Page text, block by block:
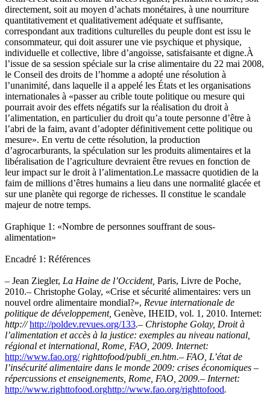
directement, soit au moyen d’achats monétaires, à une nourriture
quantitativement et qualitativement adéquate et suffisante,
correspondant aux traditions culturelles du peuple dont est issu le
consommateur, qui doit assurer une vie psychique et physique,
individuelle et collective, libre d’angoisse, satisfaisante et digne.À
l’issue de sa session spéciale sur la crise alimentaire du 22 mai 2008,
le Conseil des droits de l’homme a adopté une résolution à
l’unanimité, dans laquelle il a appelé les États et les organisations
internationales à «passer au crible toute politique ou mesure qui
pourrait avoir des effets négatifs sur la réalisation du droit à
l’alimentation, en particulier du droit qu’a toute personne d’être à
l’abri de la faim, avant d’adopter définitivement cette politique ou
mesure». En vertu de cette résolution, la production
d’agrocarburants, la spéculation sur les produits alimentaires et la
libéralisation de l’agriculture devraient être revues en fonction de
leur impact sur le droit à l’alimentation.Le massacre quotidien de la
faim de millions d’êtres humains a lieu dans une normalité glacée et
sur une planète qui regorge de richesses. Il constitue le scandale
majeur de notre temps.
Graphique 1: «Nombre de personnes souffrant de sous-
alimentation»
Encadré 1: Références
– Jean Ziegler, La Haine de l’Occident, Paris, Livre de Poche,
2010.– Christophe Golay, «Crise et sécurité alimentaires: vers un
nouvel ordre alimentaire mondial?», Revue internationale de
politique de développement, Genève, IHEID, vol. 1, 2010. Internet:
http://http://poldev.revues.org/133.– Christophe Golay, Droit à
l’alimentation et accès à la justice: exemples au niveau national,
régional et international, Rome, FAO, 2009. Internet:
http://www.fao.org/righttofood/publi_en.htm.– FAO, L’état de
l’insécurité alimentaire dans le monde 2009: crises économiques –
répercussions et enseignements, Rome, FAO, 2009.– Internet:
http://www.righttofood.orghttp://www.fao.org/righttofood.